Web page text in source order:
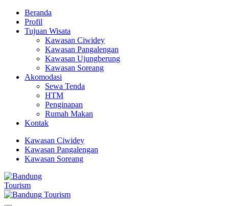
Beranda
Profil
Tujuan Wisata
Kawasan Ciwidey
Kawasan Pangalengan
Kawasan Ujungberung
Kawasan Soreang
Akomodasi
Sewa Tenda
HTM
Penginapan
Rumah Makan
Kontak
Kawasan Ciwidey
Kawasan Pangalengan
Kawasan Soreang